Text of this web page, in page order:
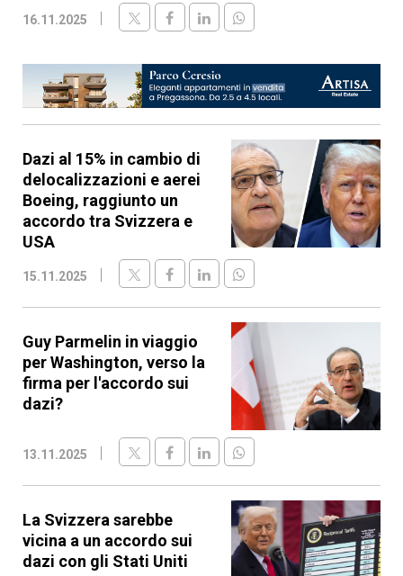
16.11.2025
Dazi al 15% in cambio di
delocalizzazioni e aerei
Boeing, raggiunto un
accordo tra Svizzera e
USA
15.11.2025
Guy Parmelin in viaggio
per Washington, verso la
firma per l'accordo sui
dazi?
13.11.2025
La Svizzera sarebbe
vicina a un accordo sui
dazi con gli Stati Uniti